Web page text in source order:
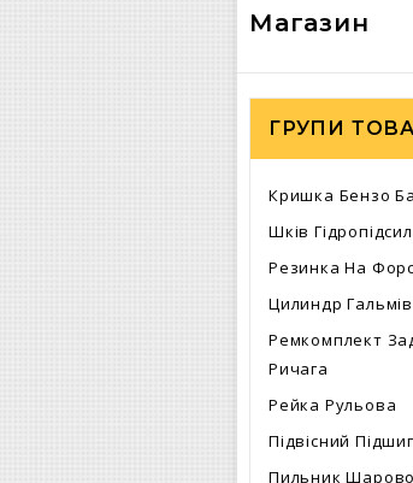
Магазин
ГРУПИ
Кришка Бензо
Шків
Резинка На
Цилиндр
Ремкомплект
Ричага
Рейка Рульова
Підвісний
Пильник